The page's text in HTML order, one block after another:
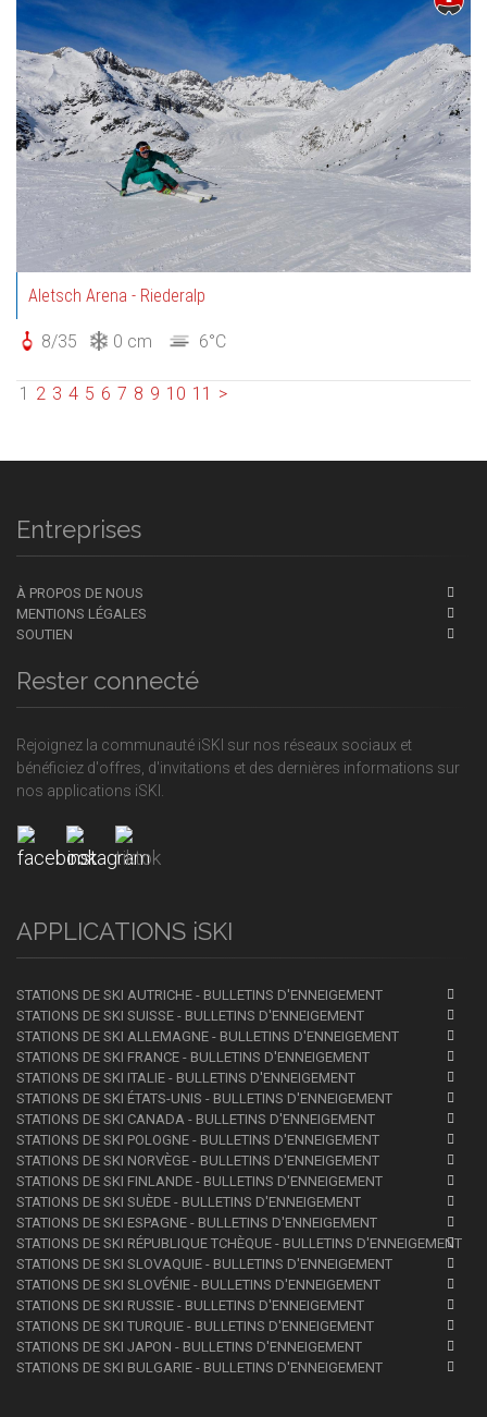
Aletsch Arena - Riederalp
8/35 0 cm 6°C
1 2 3 4 5 6 7 8 9 10 11 >
Entreprises
À PROPOS DE NOUS
MENTIONS LÉGALES
SOUTIEN
Rester connecté
Rejoignez la communauté iSKI sur nos réseaux sociaux et
bénéficiez d'offres, d'invitations et des dernières informations sur
nos applications iSKI.
APPLICATIONS iSKI
STATIONS DE SKI AUTRICHE - BULLETINS D'ENNEIGEMENT
STATIONS DE SKI SUISSE - BULLETINS D'ENNEIGEMENT
STATIONS DE SKI ALLEMAGNE - BULLETINS D'ENNEIGEMENT
STATIONS DE SKI FRANCE - BULLETINS D'ENNEIGEMENT
STATIONS DE SKI ITALIE - BULLETINS D'ENNEIGEMENT
STATIONS DE SKI ÉTATS-UNIS - BULLETINS D'ENNEIGEMENT
STATIONS DE SKI CANADA - BULLETINS D'ENNEIGEMENT
STATIONS DE SKI POLOGNE - BULLETINS D'ENNEIGEMENT
STATIONS DE SKI NORVÈGE - BULLETINS D'ENNEIGEMENT
STATIONS DE SKI FINLANDE - BULLETINS D'ENNEIGEMENT
STATIONS DE SKI SUÈDE - BULLETINS D'ENNEIGEMENT
STATIONS DE SKI ESPAGNE - BULLETINS D'ENNEIGEMENT
STATIONS DE SKI RÉPUBLIQUE TCHÈQUE - BULLETINS D'ENNEIGEMENT
STATIONS DE SKI SLOVAQUIE - BULLETINS D'ENNEIGEMENT
STATIONS DE SKI SLOVÉNIE - BULLETINS D'ENNEIGEMENT
STATIONS DE SKI RUSSIE - BULLETINS D'ENNEIGEMENT
STATIONS DE SKI TURQUIE - BULLETINS D'ENNEIGEMENT
STATIONS DE SKI JAPON - BULLETINS D'ENNEIGEMENT
STATIONS DE SKI BULGARIE - BULLETINS D'ENNEIGEMENT